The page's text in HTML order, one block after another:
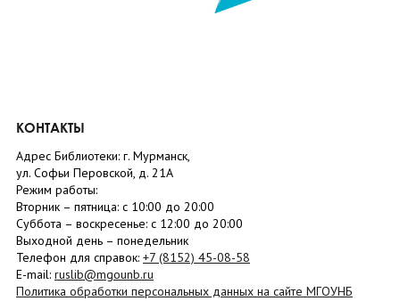
КОНТАКТЫ
Адрес Библиотеки: г. Мурманск,
ул. Софьи Перовской, д. 21А
Режим работы:
Вторник – пятница: с 10:00 до 20:00
Суббота – воскресенье: c 12:00 до 20:00
Выходной день – понедельник
Телефон для справок: +7 (8152) 45-08-58
E-mail: ruslib@mgounb.ru
Политика обработки персональных данных на сайте МГОУНБ